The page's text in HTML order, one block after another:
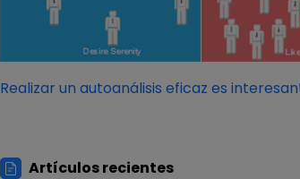
Realizar un autoanálisis eficaz es
Artículos recientes